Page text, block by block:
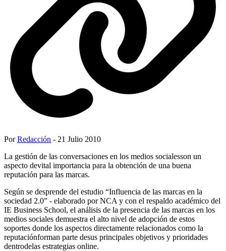
PorRedacción - 21 Julio 2010
La gestión de las conversaciones en los medios socialesson un
aspecto devital importancia para la obtención de una buena
reputación para las marcas.
Según se desprende del estudio “Influencia de las marcas en la
sociedad 2.0” - elaborado por NCA y con el respaldo académico del
IE Business School, el análisis de la presencia de las marcas en los
medios sociales demuestra el alto nivel de adopción de estos
soportes donde los aspectos directamente relacionados como la
reputaciónforman parte desus principales objetivos y prioridades
dentrodelas estrategias online.